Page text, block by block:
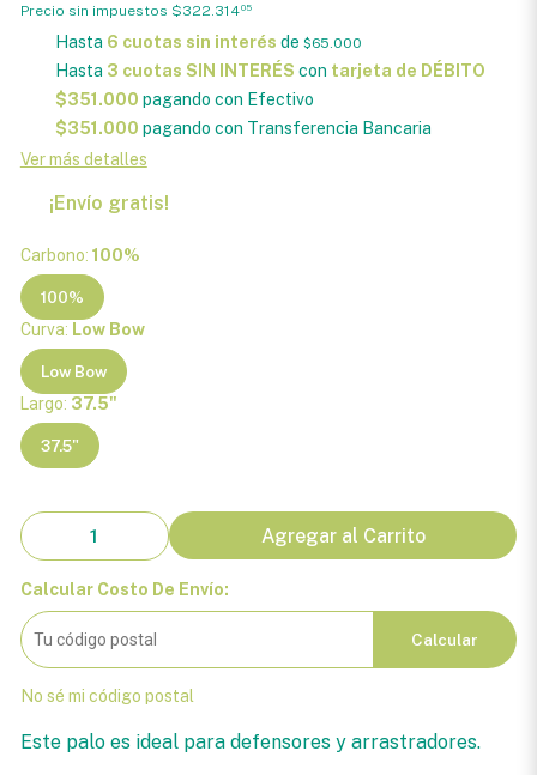
Precio sin impuestos $322.31405
Hasta 6 cuotas sin interés de $65.000
Hasta 3 cuotas SIN INTERÉS con tarjeta de DÉBITO
$351.000 pagando con Efectivo
$351.000 pagando con Transferencia Bancaria
Ver más detalles
¡Envío gratis!
Carbono: 100%
100%
Curva: Low Bow
Low Bow
Largo: 37.5"
37.5"
Agregar al Carrito
Calcular Costo De Envío:
Calcular
No sé mi código postal
Este palo es ideal para defensores y arrastradores.